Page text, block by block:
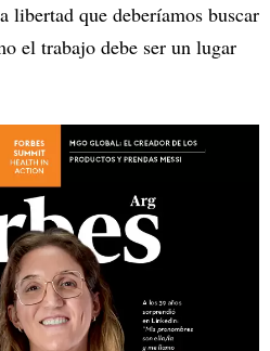
libertad que deberíamos buscar
el trabajo debe ser un lugar